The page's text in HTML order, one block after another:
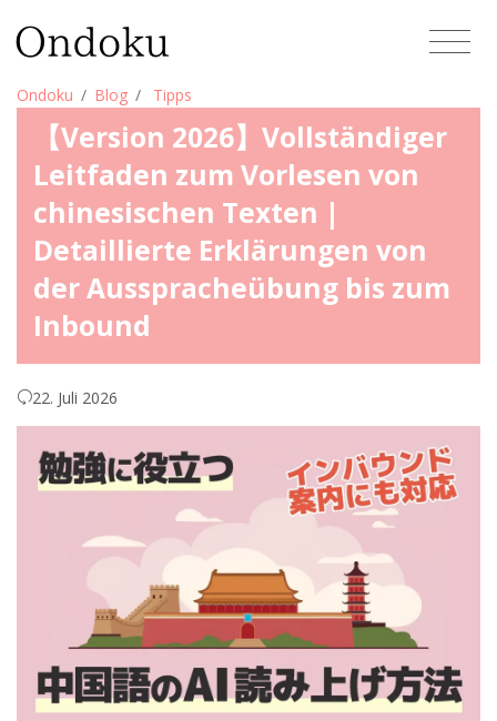
Ondoku Blog Tipps
【Version 2026】Vollständiger
Leitfaden zum Vorlesen von
chinesischen Texten |
Detaillierte Erklärungen von
der Ausspracheübung bis zum
Inbound
22. Juli 2026